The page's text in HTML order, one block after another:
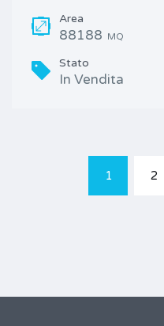
Area
88188 MQ
Stato
In Vendita
1 2